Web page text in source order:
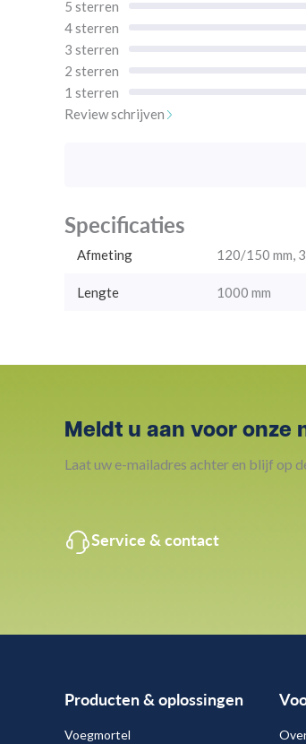
5 sterren
4 sterren
3 sterren
2 sterren
1 sterren
Review schrijven
Specificaties
Afmeting 120/150 mm,
Lengte 1000 mm
Meldt u aan voor onze
Laat uw e-mailadres achter en blijf op
Service & contact
Producten & oplossingen
Voegmortel